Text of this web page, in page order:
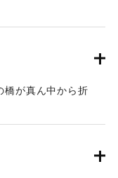
橋が真ん中から折